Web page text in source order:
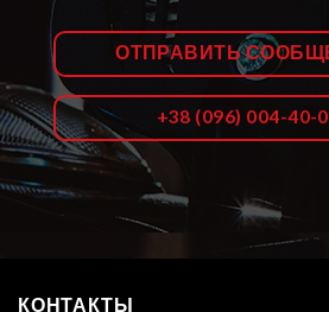
ОТПРАВИТЬ
+38 (096) 004-40-
КОНТАКТЫ